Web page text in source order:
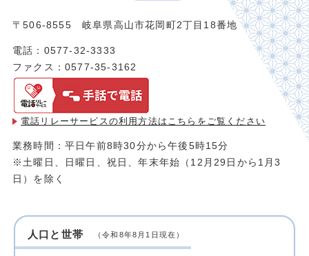
〒506-8555 岐阜県高山市花岡町2丁目18番地
電話：0577-32-3333
ファクス：0577-35-3162
電話リレーサービスの利用方法は こちらをご覧ください
業務時間：平日午前8時30分から午後5時15分
※土曜日、日曜日、祝日、年末年始（12月29日から1月3
日）を除く
人口と世帯 （令和8年8月1日現在）